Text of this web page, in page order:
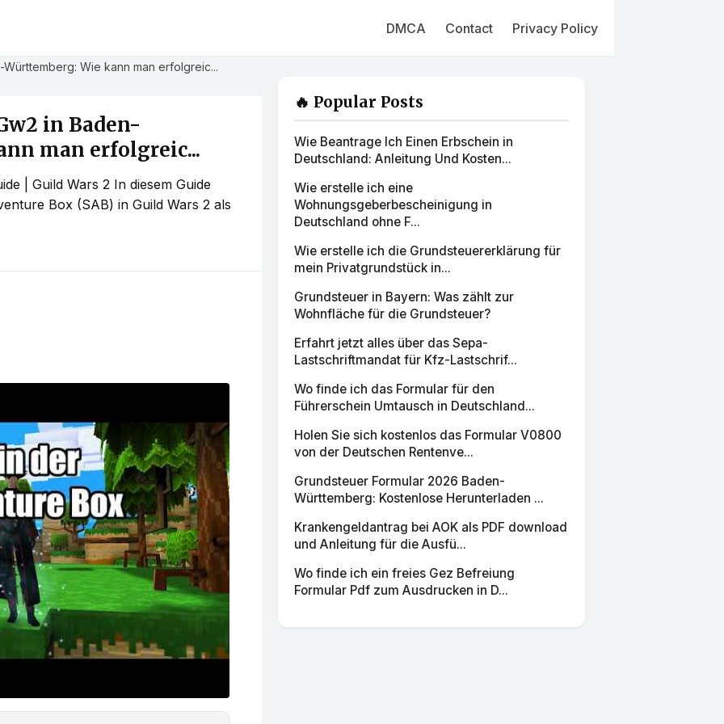
DMCA Contact Privacy Policy
Wie kann man erfolgreic...
in Baden-
man erfolgreic...
| Guild Wars 2 In diesem Guide
Box (SAB) in Guild Wars 2 als
🔥 Popular Posts
Wie Beantrage Ich Einen Erbschein in
Deutschland: Anleitung Und Kosten...
Wie erstelle ich eine
Wohnungsgeberbescheinigung in
Deutschland ohne F...
Wie erstelle ich die Grundsteuererklärung für
mein Privatgrundstück in...
Grundsteuer in Bayern: Was zählt zur
Wohnfläche für die Grundsteuer?
Erfahrt jetzt alles über das Sepa-
Lastschriftmandat für Kfz-Lastschrif...
Wo finde ich das Formular für den
Führerschein Umtausch in Deutschland...
Holen Sie sich kostenlos das Formular V0800
von der Deutschen Rentenve...
Grundsteuer Formular 2026 Baden-
Württemberg: Kostenlose Herunterladen ...
Krankengeldantrag bei AOK als PDF download
und Anleitung für die Ausfü...
Wo finde ich ein freies Gez Befreiung
Formular Pdf zum Ausdrucken in D...